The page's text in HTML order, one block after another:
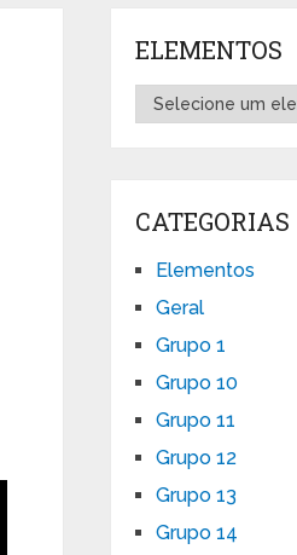
ELEMENTOS
CATEGORIAS
Elementos
Geral
Grupo 1
Grupo 10
Grupo 11
Grupo 12
Grupo 13
Grupo 14